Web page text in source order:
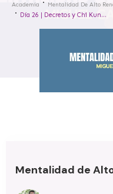
Academia Mentalidad De Alto
Día 26 | Decretos y Chi Kung, claves para aumentar la vitalidad diaria
Mentalidad de